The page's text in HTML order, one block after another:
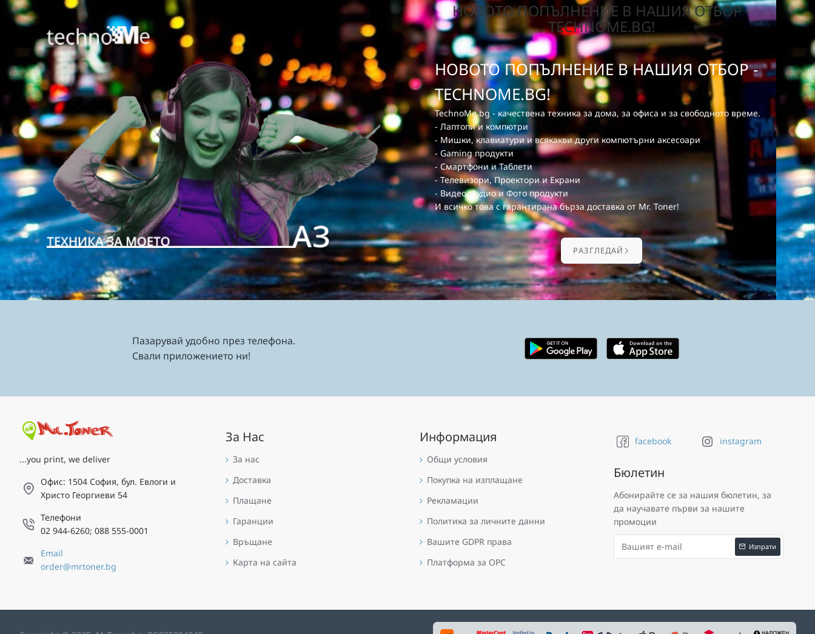
НОВОТО ПОПЪЛНЕНИЕ В НАШИЯ ОТБОР -
TECHNOME.BG!
НОВОТО ПОПЪЛНЕНИЕ В НАШИЯ ОТБОР -
TECHNOME.BG!
TechnoMe.bg - качествена техника за дома, за офиса и за свободното време.
- Лаптопи и компютри
- Мишки, клавиатури и всякакви други компютърни аксесоари
- Gaming продукти
- Смартфони и Таблети
- Телевизори, Проектори и Екрани
- Видео, Аудио и Фото продукти
И всичко това с гарантирана бърза доставка от Mr. Toner!
PАЗГЛЕДАЙ
Пазарувай удобно през телефона.
Свали приложението ни!
...you print, we deliver
Офис: 1504 София, бул. Евлоги и
Христо Георгиеви 54
Телефони
02 944-6260; 088 555-0001
Email
order@mrtoner.bg
За Нас
За нас
Доставка
Плащане
Гаранции
Връщане
Карта на сайта
Информация
Общи условия
Покупка на изплащане
Рекламации
Политика за личните данни
Вашите GDPR права
Платформа за OPC
facebook instagram
Бюлетин
Абонирайте се за нашия бюлетин, за
да научавате първи за нашите
промоции
Изпрати